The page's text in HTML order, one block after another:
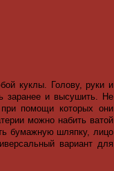
куклы. Голову, руки и
заранее и высушить. Не
при помощи которых они
можно набить ватой
бумажную шляпку, лицо
вариант для